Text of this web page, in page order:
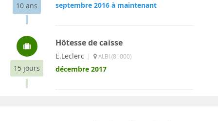
10 ans
septembre 2016 à maintenant
15 jours
Hôtesse de caisse
E.Leclerc | ALBI (81000)
décembre 2017